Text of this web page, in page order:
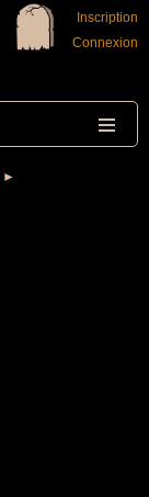
Inscription
Connexion
►